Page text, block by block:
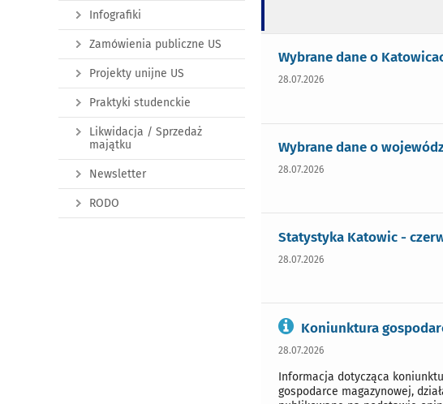
Wybrane dane o
28.07.2026
Wybrane dane o
28.07.2026
Statystyka Katowic -
28.07.2026
Koniunktura
28.07.2026
Informacja dotycząca
gospodarce magazynowej,
Infografiki
Zamówienia publiczne US
Projekty unijne US
Praktyki studenckie
Likwidacja / Sprzedaż
majątku
Newsletter
RODO